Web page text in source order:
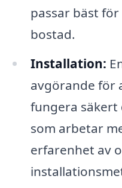
passar bäst
bostad.
Installation:
avgörande för
fungera säkert
som arbetar
erfarenhet av